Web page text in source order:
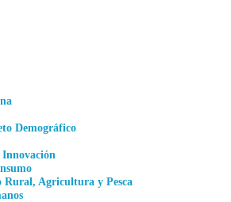
Demográfico
Rural, Agricultura y Pesca